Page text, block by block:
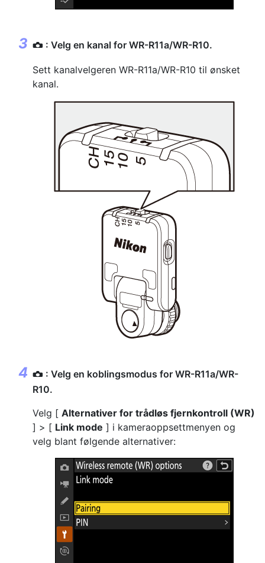
C : Velg en kanal for WR-R11a/WR-R10.
Sett kanalvelgeren WR-R11a/WR-R10 til ønsket
kanal.
C : Velg en koblingsmodus for WR-R11a/WR-
R10.
Velg [ Alternativer for trådløs fjernkontroll (WR)
] > [ Link mode ] i kameraoppsettmenyen og
velg blant følgende alternativer: